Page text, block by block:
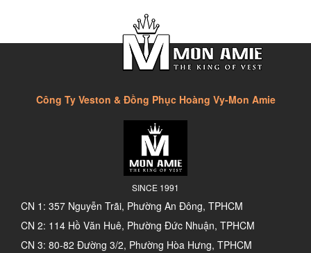
Công Ty Veston & Đồng Phục Hoàng Vy-Mon Amie
SINCE 1991
CN 1: 357 Nguyễn Trãi, Phường An Đông, TPHCM
CN 2: 114 Hồ Văn Huê, Phường Đức Nhuận, TPHCM
CN 3: 80-82 Đường 3/2, Phường Hòa Hưng, TPHCM